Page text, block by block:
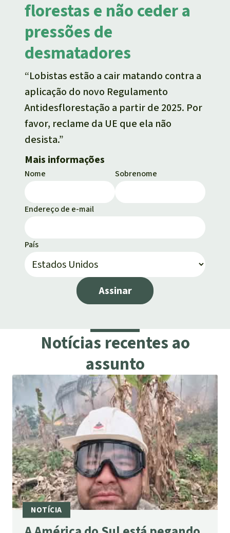
florestas e não ceder a
pressões de
desmatadores
“Lobistas estão a cair matando contra a
aplicação do novo Regulamento
Antidesflorestação a partir de 2025. Por
favor, reclame da UE que ela não
desista.”
Mais informações
Nome Sobrenome
Endereço de e-mail
País
Assinar
Notícias recentes ao
assunto